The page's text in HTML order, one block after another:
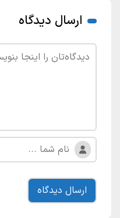
ارسال دیدگاه